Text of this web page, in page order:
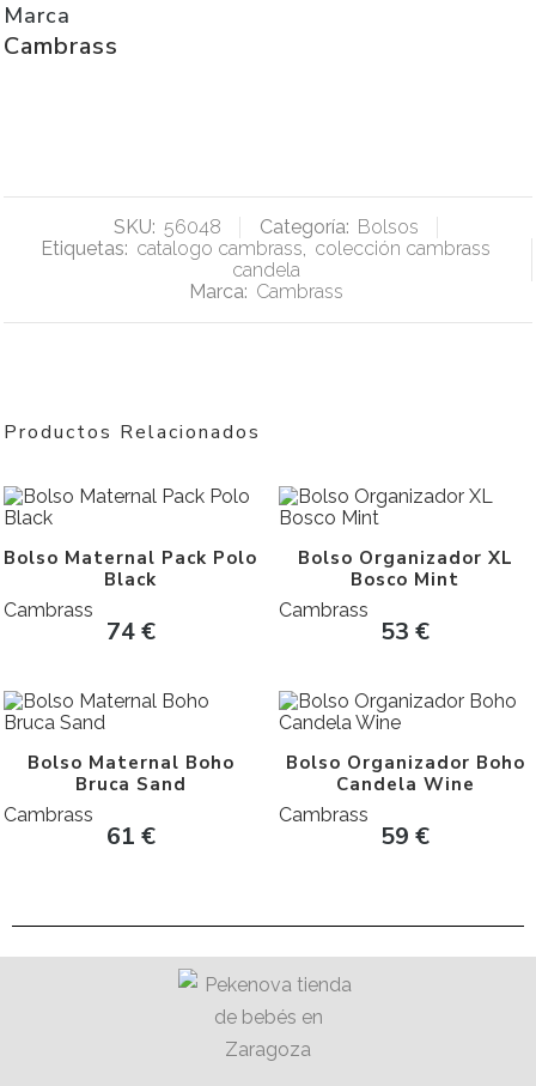
Marca
Cambrass
SKU: 56048 Categoría: Bolsos
Etiquetas: catalogo cambrass, colección cambrass
candela
Marca: Cambrass
Productos Relacionados
Bolso Maternal Pack Polo
Black
Cambrass
74€
Bolso Organizador XL
Bosco Mint
Cambrass
53€
Bolso Maternal Boho
Bruca Sand
Cambrass
61 €
Bolso Organizador Boho
Candela Wine
Cambrass
59€